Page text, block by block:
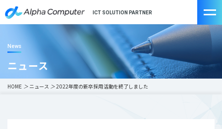
ICT SOLUTION PARTNER
News
ニュース
HOME ＞ ニュース ＞2022年度の新卒採用活動を終了しました